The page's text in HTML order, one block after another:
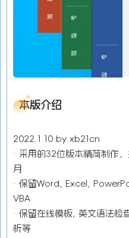
本版介绍
2022.1.10 by xb21cn
· 采用的32位版本精简制作
月
· 保留Word, Excel,
VBA
· 保留在线模板, 英文语法
析等